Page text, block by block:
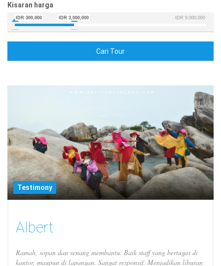
Kisaran harga
IDR 9,000,000
IDR 300,000 IDR 3,000,000
Cari Tour
Testimony
Albert
Ramah, sopan dan senang membantu. Baik staff yang bertugas di
kantor, maupun di lapangan. Sangat responsif. Menjadikan liburan